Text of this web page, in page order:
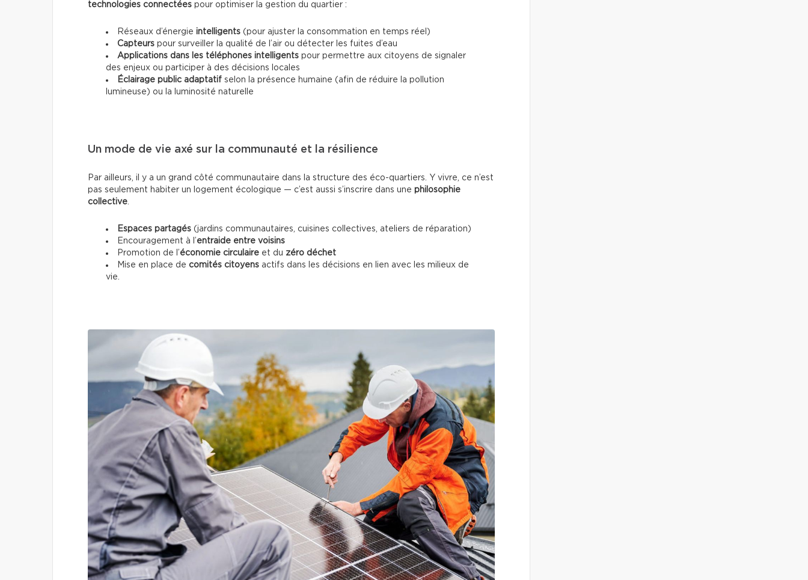
technologies connectées pour optimiser la gestion du quartier :
Réseaux d’énergie intelligents (pour ajuster la consommation en temps réel)
Capteurs pour surveiller la qualité de l’air ou détecter les fuites d’eau
Applications dans les téléphones intelligents pour permettre aux citoyens de signaler
des enjeux ou participer à des décisions locales
Éclairage public adaptatif selon la présence humaine (afin de réduire la pollution
lumineuse) ou la luminosité naturelle
Un mode de vie axé sur la communauté et la résilience
Par ailleurs, il y a un grand côté communautaire dans la structure des éco-quartiers. Y vivre, ce n’est
pas seulement habiter un logement écologique — c’est aussi s’inscrire dans une philosophie
collective.
Espaces partagés (jardins communautaires, cuisines collectives, ateliers de réparation)
Encouragement à l’entraide entre voisins
Promotion de l’économie circulaire et du zéro déchet
Mise en place de comités citoyens actifs dans les décisions en lien avec les milieux de
vie.